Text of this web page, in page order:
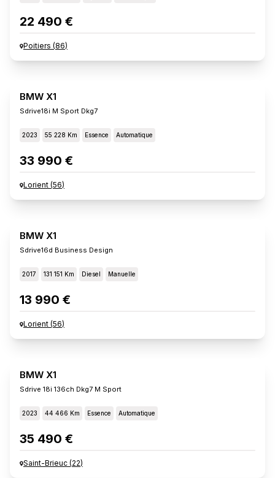
22 490 €
Poitiers (86)
BMW X1
Sdrive18i M Sport Dkg7
2023 55 228 Km Essence Automatique
33 990 €
Lorient (56)
BMW X1
Sdrive16d Business Design
2017 131 151 Km Diesel Manuelle
13 990 €
Lorient (56)
BMW X1
Sdrive 18i 136ch Dkg7 M Sport
2023 44 466 Km Essence Automatique
35 490 €
Saint-Brieuc (22)